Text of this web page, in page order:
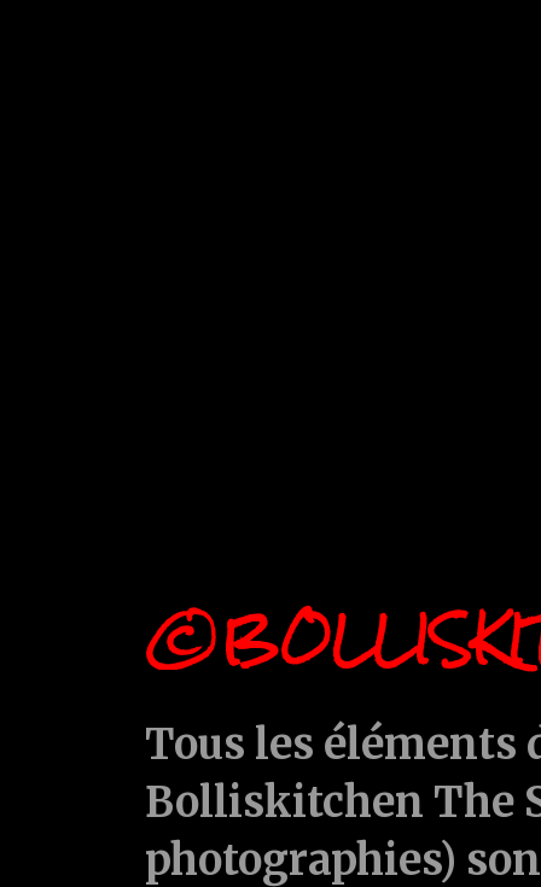
Tous les
Bolliskitchen The
photographies)